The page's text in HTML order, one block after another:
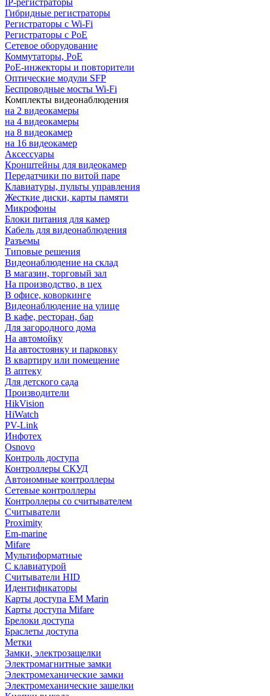
IP-регистраторы
Гибридные регистраторы
Регистраторы с Wi-Fi
Регистраторы с PoE
Сетевое оборудование
Коммутаторы, PoE
PoE-инжекторы и повторители
Оптические модули SFP
Беспроводные мосты Wi-Fi
Комплекты видеонаблюдения
на 2 видеокамеры
на 4 видеокамеры
на 8 видеокамер
на 16 видеокамер
Аксессуары
Кронштейны для видеокамер
Передатчики по витой паре
Клавиатуры, пульты управления
Жесткие диски, карты памяти
Микрофоны
Блоки питания для камер
Кабель для видеонаблюдения
Разъемы
Типовые решения
Видеонаблюдение на склад
В магазин, торговый зал
На производство, в цех
В офисе, коворкинге
Видеонаблюдение на улице
В кафе, ресторан, бар
Для загородного дома
На автомойку
На автостоянку и парковку
В квартиру или помещение
В аптеку
Для детского сада
Производители
HikVision
HiWatch
PV-Link
Инфотех
Osnovo
Контроль доступа
Контроллеры СКУД
Автономные контроллеры
Сетевые контроллеры
Контроллеры со считывателем
Считыватели
Proximity
Em-marine
Mifare
Мультиформатные
С клавиатурой
Считыватели HID
Идентификаторы
Карты доступа EM Marin
Карты доступа Mifare
Брелоки доступа
Браслеты доступа
Метки
Замки, электрозащелки
Электромагнитные замки
Электромеханические замки
Электромеханические защелки